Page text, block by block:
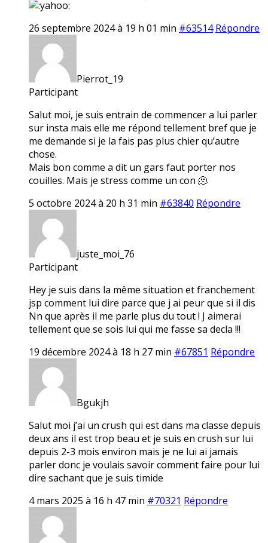
26 septembre 2024 à 19 h 01 min #63514 Répondre
Pierrot_19
Participant
Salut moi, je suis entrain de commencer a lui parler
sur insta mais elle me répond tellement bref que je
me demande si je la fais pas plus chier qu’autre
chose.
Mais bon comme a dit un gars faut porter nos
couilles. Mais je stress comme un con 🫠
5 octobre 2024 à 20 h 31 min #63840 Répondre
juste_moi_76
Participant
Hey je suis dans la même situation et franchement
jsp comment lui dire parce que j ai peur que si il dis
Nn que après il me parle plus du tout ! J aimerai
tellement que se sois lui qui me fasse sa decla !!!
19 décembre 2024 à 18 h 27 min #67851 Répondre
Bgukjh
Salut moi j’ai un crush qui est dans ma classe depuis
deux ans il est trop beau et je suis en crush sur lui
depuis 2-3 mois environ mais je ne lui ai jamais
parler donc je voulais savoir comment faire pour lui
dire sachant que je suis timide
4 mars 2025 à 16 h 47 min #70321 Répondre